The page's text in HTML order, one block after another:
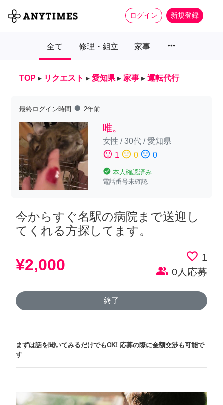
ログイン 新規登録
全て 修理・組立 家事 more_horiz
TOP ▸ リクエスト ▸ 愛知県 ▸ 家事 ▸ 運転代行
最終ログイン時間 fiber_manual_record 2年前
唯。
女性 /30代/愛知県
sentiment_satisfied 1 sentiment_neutral 0 sentiment_dissatisfied 0
check_circle 本人確認済み
電話番号未確認
今からすぐ名駅の病院まで送迎し
てくれる方探してます。
¥2,000 favorite_border 1
people_alt 0人応募
終了
まずは話を聞いてみるだけでもOK! 応募の際に金額交渉も可能で
す